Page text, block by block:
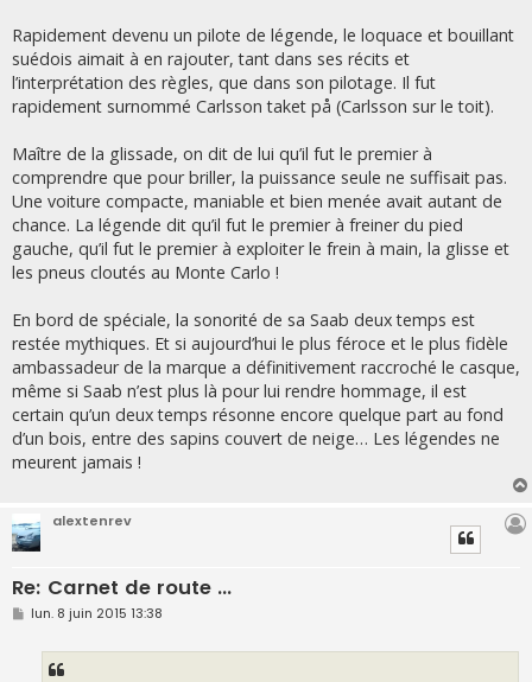
Rapidement devenu un pilote de légende, le loquace et bouillant
suédois aimait à en rajouter, tant dans ses récits et
l’interprétation des règles, que dans son pilotage. Il fut
rapidement surnommé Carlsson taket på (Carlsson sur le toit).
Maître de la glissade, on dit de lui qu’il fut le premier à
comprendre que pour briller, la puissance seule ne suffisait pas.
Une voiture compacte, maniable et bien menée avait autant de
chance. La légende dit qu’il fut le premier à freiner du pied
gauche, qu’il fut le premier à exploiter le frein à main, la glisse et
les pneus cloutés au Monte Carlo !
En bord de spéciale, la sonorité de sa Saab deux temps est
restée mythiques. Et si aujourd’hui le plus féroce et le plus fidèle
ambassadeur de la marque a définitivement raccroché le casque,
même si Saab n’est plus là pour lui rendre hommage, il est
certain qu’un deux temps résonne encore quelque part au fond
d’un bois, entre des sapins couvert de neige… Les légendes ne
meurent jamais !
alextenrev
Re: Carnet de route ...
M
lun. 8 juin 2015 13:38